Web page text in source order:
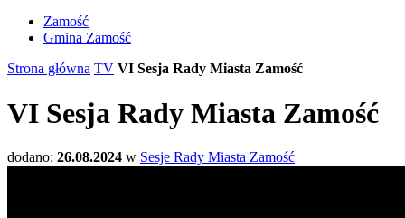
Zamość
Gmina Zamość
Strona główna TV VI Sesja Rady Miasta Zamość
VI Sesja Rady Miasta Zamość
dodano: 26.08.2024 w Sesje Rady Miasta Zamość